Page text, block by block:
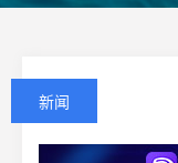
新闻